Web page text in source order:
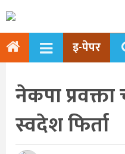
इ-पेपर
नेकपा
स्वदेश फिर्ता